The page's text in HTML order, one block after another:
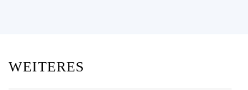
WEITERES